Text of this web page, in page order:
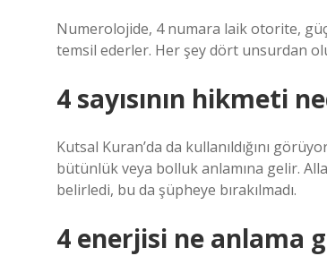
Numerolojide, 4 numara laik otorite,
temsil ederler. Her şey dört unsurdan
4 sayısının hikmeti
Kutsal Kuran’da da kullanıldığını
bütünlük veya bolluk anlamına gelir.
belirledi, bu da şüpheye bırakılmadı.
4 enerjisi ne anlama